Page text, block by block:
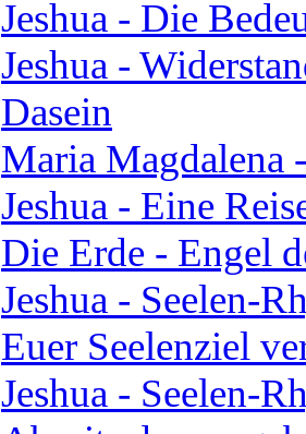
Jeshua - Die
Jeshua -
Dasein
Maria Magdalena
Jeshua - Eine
Die Erde - Engel
Jeshua - Seelen-
Euer Seelenziel
Jeshua - Seelen-